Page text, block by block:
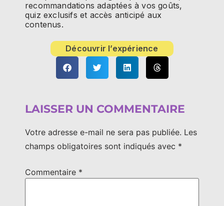
recommandations adaptées à vos goûts,
quiz exclusifs et accès anticipé aux
contenus.
Découvrir l’expérience
LAISSER UN COMMENTAIRE
Votre adresse e-mail ne sera pas publiée. Les
champs obligatoires sont indiqués avec *
Commentaire *